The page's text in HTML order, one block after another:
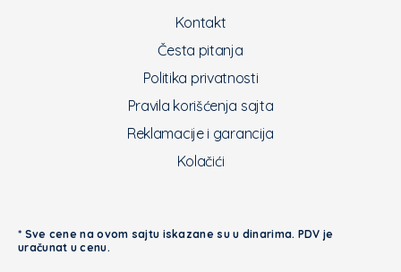
Kontakt
Česta pitanja
Politika privatnosti
Pravila korišćenja sajta
Reklamacije i garancija
Kolačići
* Sve cene na ovom sajtu iskazane su u dinarima. PDV je
uračunat u cenu.